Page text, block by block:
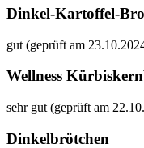
Dinkel-Kartoffel-
gut (geprüft am
Wellness
sehr gut (geprüft am
Dinkelbrötchen